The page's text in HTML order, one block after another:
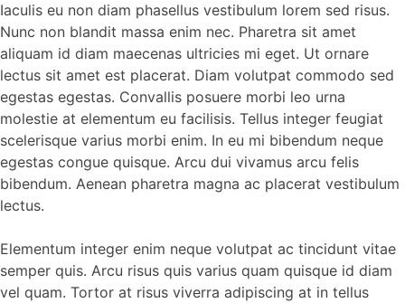
Iaculis eu non diam phasellus vestibulum lorem sed risus.
Nunc non blandit massa enim nec. Pharetra sit amet
aliquam id diam maecenas ultricies mi eget. Ut ornare
lectus sit amet est placerat. Diam volutpat commodo sed
egestas egestas. Convallis posuere morbi leo urna
molestie at elementum eu facilisis. Tellus integer feugiat
scelerisque varius morbi enim. In eu mi bibendum neque
egestas congue quisque. Arcu dui vivamus arcu felis
bibendum. Aenean pharetra magna ac placerat vestibulum
lectus.
Elementum integer enim neque volutpat ac tincidunt vitae
semper quis. Arcu risus quis varius quam quisque id diam
vel quam. Tortor at risus viverra adipiscing at in tellus